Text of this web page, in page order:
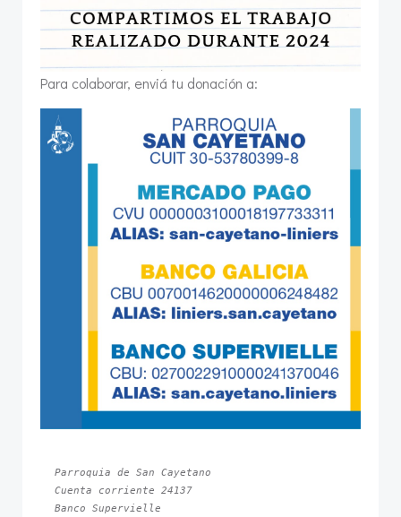
Para colaborar, enviá tu donación a:
Parroquia de San Cayetano
Cuenta corriente 24137
Banco Supervielle